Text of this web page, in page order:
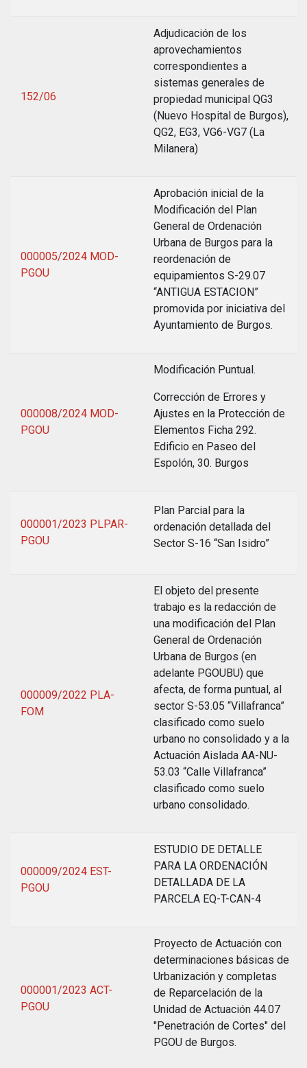
152/06
Adjudicación de los
aprovechamientos
correspondientes a
sistemas generales de
propiedad municipal QG3
(Nuevo Hospital de Burgos),
QG2, EG3, VG6-VG7 (La
Milanera)
000005/2024 MOD-
PGOU
Aprobación inicial de la
Modificación del Plan
General de Ordenación
Urbana de Burgos para la
reordenación de
equipamientos S-29.07
“ANTIGUA ESTACION”
promovida por iniciativa del
Ayuntamiento de Burgos.
000008/2024 MOD-
PGOU
Modificación Puntual.
Corrección de Errores y
Ajustes en la Protección de
Elementos Ficha 292.
Edificio en Paseo del
Espolón, 30. Burgos
000001/2023 PLPAR-
PGOU
Plan Parcial para la
ordenación detallada del
Sector S-16 “San Isidro”
000009/2022 PLA-
FOM
El objeto del presente
trabajo es la redacción de
una modificación del Plan
General de Ordenación
Urbana de Burgos (en
adelante PGOUBU) que
afecta, de forma puntual, al
sector S-53.05 “Villafranca”
clasificado como suelo
urbano no consolidado y a la
Actuación Aislada AA-NU-
53.03 “Calle Villafranca”
clasificado como suelo
urbano consolidado.
000009/2024 EST-
PGOU
ESTUDIO DE DETALLE
PARA LA ORDENACIÓN
DETALLADA DE LA
PARCELA EQ-T-CAN-4
000001/2023 ACT-
PGOU
Proyecto de Actuación con
determinaciones básicas de
Urbanización y completas
de Reparcelación de la
Unidad de Actuación 44.07
"Penetración de Cortes" del
PGOU de Burgos.